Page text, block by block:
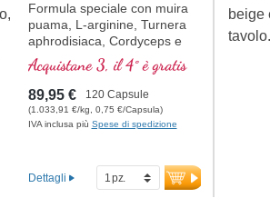
Formula speciale con muira
puama, L-arginine, Turnera
aphrodisiaca, Cordyceps e
zinco legato organicamente
che aiutano la fertilità e un
normale livello di testosterone
nel sangue.
Acquistane 3, il 4° è gratis
89,95 € 120 Capsule
(1.033,91 €/kg, 0,75 €/Capsula)
IVA inclusa più Spese di spedizione
Dettagli